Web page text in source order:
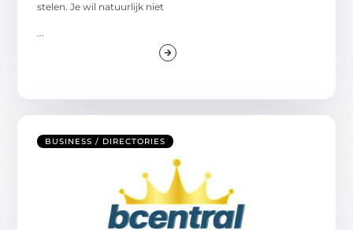
stelen. Je wil natuurlijk niet
BUSINESS / DIRECTORIES